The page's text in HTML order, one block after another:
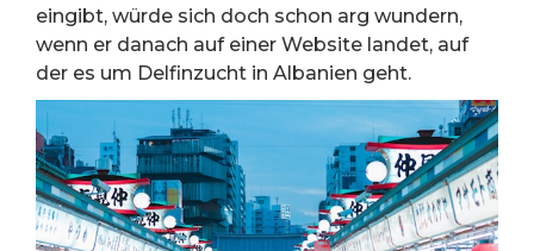
eingibt, würde sich doch schon arg wundern,
wenn er danach auf einer Website landet, auf
der es um Delfinzucht in Albanien geht.